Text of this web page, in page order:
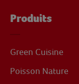
Produits
Green Cuisine
Poisson Nature